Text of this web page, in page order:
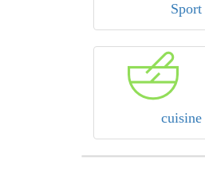
Sport
cuisine